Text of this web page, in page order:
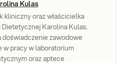
Kulas
kliniczny oraz właścicielka
Dietetycznej Karolina Kulas.
doświadczenie zawodowe
w pracy w laboratorium
oraz aptece